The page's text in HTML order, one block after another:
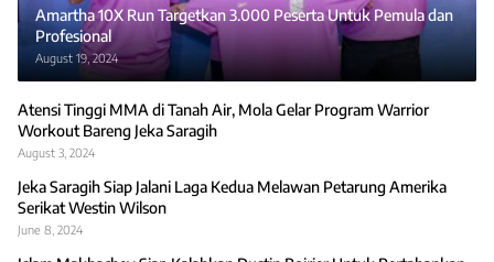
Amartha 10X Run Targetkan 3.000 Peserta Untuk Pemula dan
Profesional
August 19, 2024
Atensi Tinggi MMA di Tanah Air, Mola Gelar Program Warrior
Workout Bareng Jeka Saragih
August 3, 2024
Jeka Saragih Siap Jalani Laga Kedua Melawan Petarung Amerika
Serikat Westin Wilson
June 8, 2024